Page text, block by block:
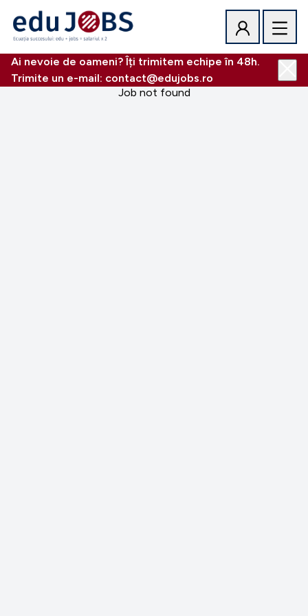
Ai nevoie de oameni? Îți trimitem echipe în 48h.
Trimite un e-mail: contact@edujobs.ro
Job not found